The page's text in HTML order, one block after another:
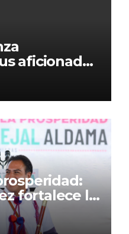
aficionados
vs
2026
fortalece la
Aldama